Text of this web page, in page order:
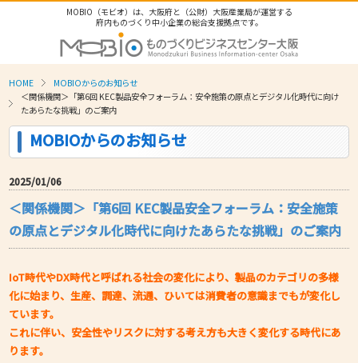
MOBIO（モビオ）は、大阪府と（公財）大阪産業局が運営する
府内ものづくり中小企業の総合支援拠点です。
HOME
MOBIOからのお知らせ
＜関係機関＞「第6回 KEC製品安全フォーラム：安全施策の原点とデジタル化時代に向け
たあらたな挑戦」のご案内
MOBIOからのお知らせ
2025/01/06
＜関係機関＞「第6回 KEC製品安全フォーラム：安全施策
の原点とデジタル化時代に向けたあらたな挑戦」のご案内
IoT時代やDX時代と呼ばれる社会の変化により、製品のカテゴリの多様
化に始まり、生産、調達、流通、ひいては消費者の意識までもが変化し
ています。
これに伴い、安全性やリスクに対する考え方も大きく変化する時代にあ
ります。